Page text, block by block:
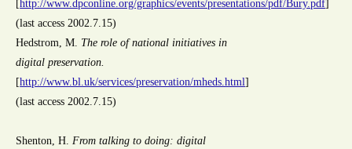
[http://www.dpconline.org/graphics/events/presentations/pdf/Bury.pdf]
(last access 2002.7.15)
Hedstrom, M. The role of national initiatives in
digital preservation.
[http://www.bl.uk/services/preservation/mheds.html]
(last access 2002.7.15)
Shenton, H.From talking to doing: digital